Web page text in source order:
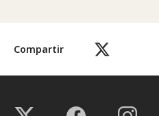
Compartir